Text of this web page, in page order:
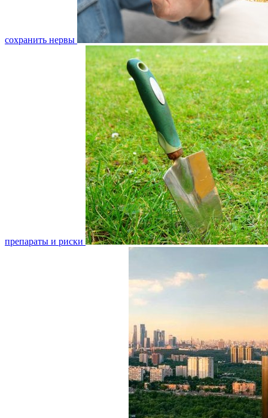
сохранить нервы
препараты и риски